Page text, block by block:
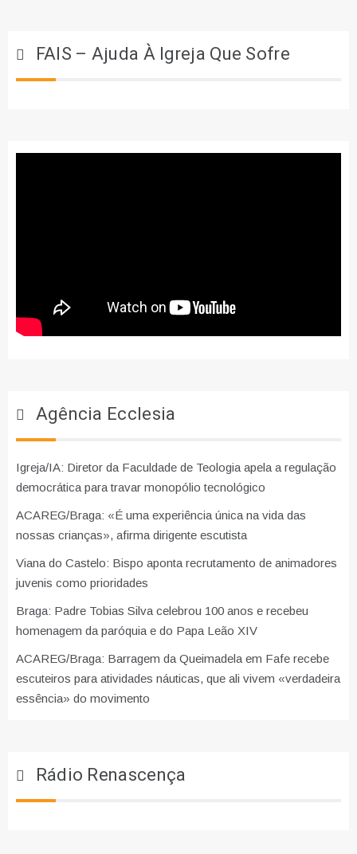
FAIS – Ajuda À Igreja Que Sofre
Agência Ecclesia
Igreja/IA: Diretor da Faculdade de Teologia apela a regulação
democrática para travar monopólio tecnológico
ACAREG/Braga: «É uma experiência única na vida das
nossas crianças», afirma dirigente escutista
Viana do Castelo: Bispo aponta recrutamento de animadores
juvenis como prioridades
Braga: Padre Tobias Silva celebrou 100 anos e recebeu
homenagem da paróquia e do Papa Leão XIV
ACAREG/Braga: Barragem da Queimadela em Fafe recebe
escuteiros para atividades náuticas, que ali vivem «verdadeira
essência» do movimento
Rádio Renascença